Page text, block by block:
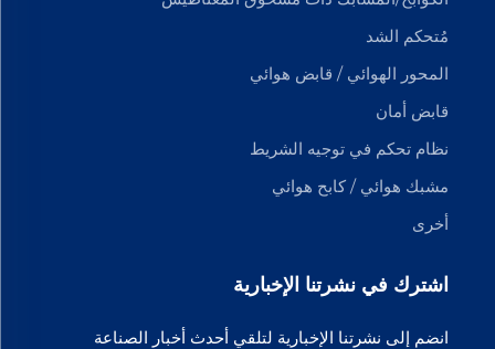
مُتحكم الشد
المحور الهوائي / قابض هوائي
قابض أمان
نظام تحكم في توجيه الشريط
مشبك هوائي / كابح هوائي
أخرى
اشترك في نشرتنا الإخبارية
انضم إلى نشرتنا الإخبارية لتلقي أحدث أخبار الصناعة